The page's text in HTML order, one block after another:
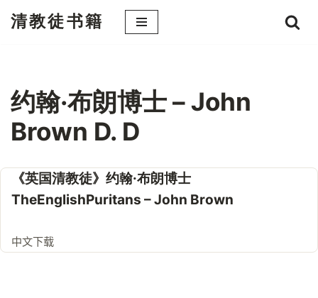
文
清教徒书籍
约翰·布朗博士 – John
Brown D. D
《英国清教徒》约翰·布朗博士
TheEnglishPuritans – John Brown
中文下载